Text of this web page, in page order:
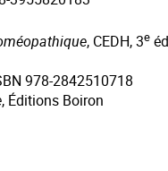
, CEDH, 3e
978-2842510718
, Éditions Boiron